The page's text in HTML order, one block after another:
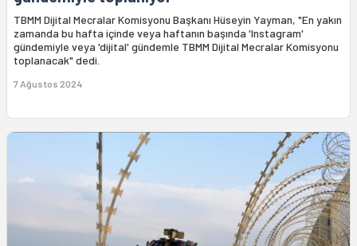
TBMM Dijital Mecralar Komisyonu Başkanı Hüseyin Yayman, "En yakın
zamanda bu hafta içinde veya haftanın başında 'Instagram'
gündemiyle veya 'dijital' gündemle TBMM Dijital Mecralar Komisyonu
toplanacak" dedi.
7 Ağustos 2024